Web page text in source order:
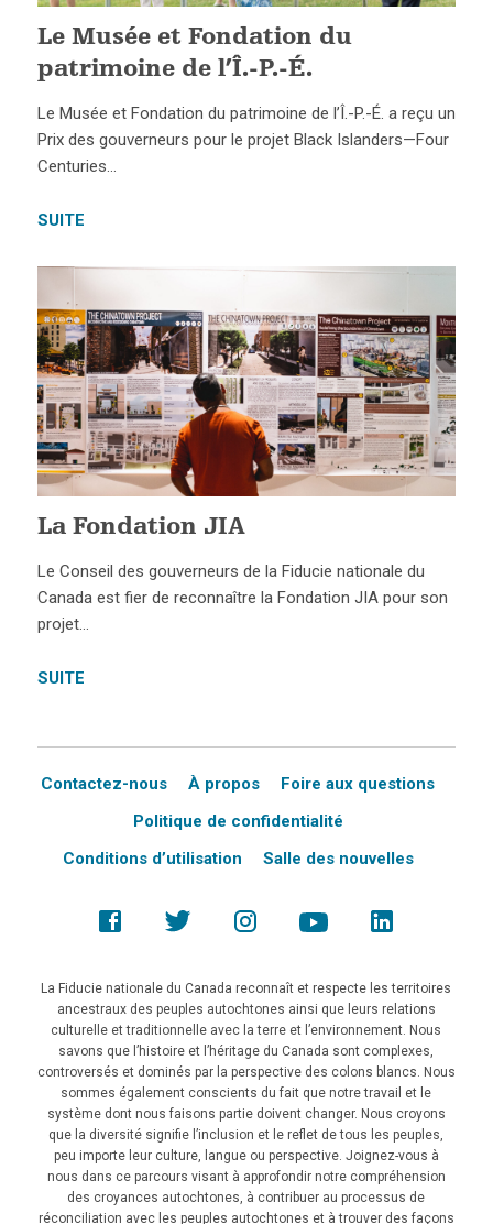
Le Musée et Fondation du
patrimoine de l’Î.-P.-É.
Le Musée et Fondation du patrimoine de l’Î.-P.-É. a reçu un
Prix des gouverneurs pour le projet Black Islanders—Four
Centuries…
SUITE
La Fondation JIA
Le Conseil des gouverneurs de la Fiducie nationale du
Canada est fier de reconnaître la Fondation JIA pour son
projet…
SUITE
Contactez-nous À propos
Foire aux questions
Politique de confidentialité
Conditions d’utilisation
Salle des nouvelles
La Fiducie nationale du Canada reconnaît et respecte les territoires
ancestraux des peuples autochtones ainsi que leurs relations
culturelle et traditionnelle avec la terre et l’environnement. Nous
savons que l’histoire et l’héritage du Canada sont complexes,
controversés et dominés par la perspective des colons blancs. Nous
sommes également conscients du fait que notre travail et le
système dont nous faisons partie doivent changer. Nous croyons
que la diversité signifie l’inclusion et le reflet de tous les peuples,
peu importe leur culture, langue ou perspective. Joignez-vous à
nous dans ce parcours visant à approfondir notre compréhension
des croyances autochtones, à contribuer au processus de
réconciliation avec les peuples autochtones et à trouver des façons